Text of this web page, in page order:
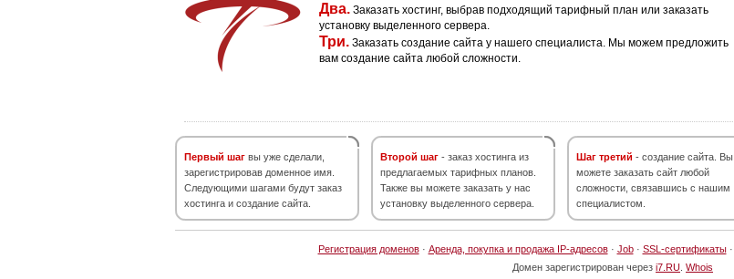
Два. Заказать хостинг, выбрав подходящий тарифный план или заказать
установку выделенного сервера.
Три. Заказать создание сайта у нашего специалиста. Мы можем предложить
вам создание сайта любой сложности.
Первый шаг вы уже сделали,
зарегистрировав доменное имя.
Следующими шагами будут заказ
хостинга и создание сайта.
Второй шаг - заказ хостинга из
предлагаемых тарифных планов.
Также вы можете заказать у нас
установку выделенного сервера.
Шаг третий - создание сайта. Вы
можете заказать сайт любой
сложности, связавшись с нашим
специалистом.
Регистрация доменов· Аренда, покупка и продажа IP-адресов· Job· SSL-сертификаты·
Домен зарегистрирован через i7.RU Whois